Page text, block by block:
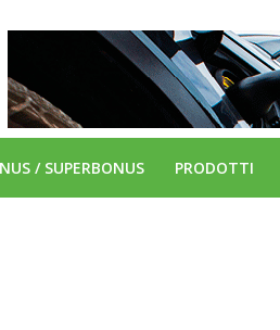
/ SUPERBONUS PRODOTTI